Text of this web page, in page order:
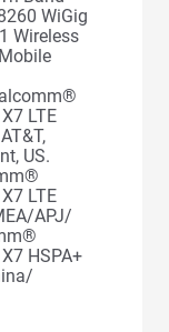
WiGig
Wireless
LTE
US.
LTE
APJ/
HSPA+